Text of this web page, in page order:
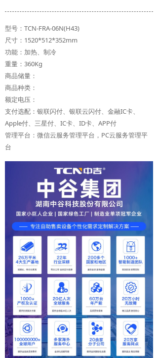
型号：TCN-FRA-06N(H43)
尺寸：1520*512*352mm
功能：加热、制冷
重量：360Kg
商品储量：
商品种类：
额定电压：
支付选配：银联闪付、银联云闪付、金融IC卡、
Apple付、三星付、IC卡、ID卡、APP付
管理平台：微信云服务管理平台，PC云服务管理平
台